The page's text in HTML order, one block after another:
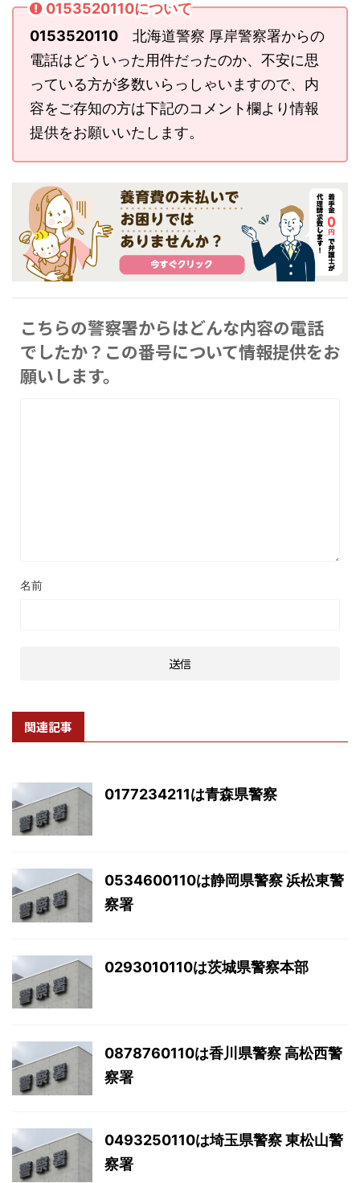
0153520110について
0153520110 北海道警察 厚岸警察署からの
電話はどういった用件だったのか、不安に思
っている方が多数いらっしゃいますので、内
容をご存知の方は下記のコメント欄より情報
提供をお願いいたします。
こちらの警察署からはどんな内容の電話
でしたか？この番号について情報提供をお
願いします。
名前
関連記事
0177234211は青森県警察
0534600110は静岡県警察 浜松東警
察署
0293010110は茨城県警察本部
0878760110は香川県警察 高松西警
察署
0493250110は埼玉県警察 東松山警
察署